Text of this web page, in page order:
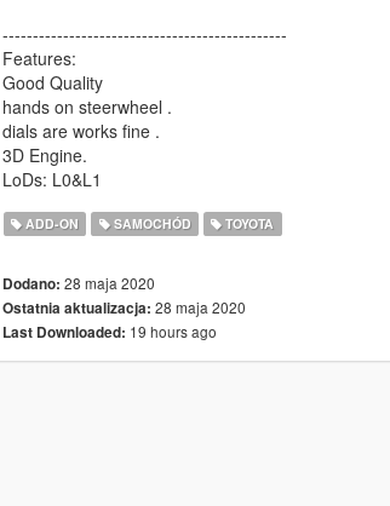
-----------------------------------------------
Features:
Good Quality
hands on steerwheel .
dials are works fine .
3D Engine.
LoDs: L0&L1
ADD-ON SAMOCHÓD TOYOTA
Dodano: 28 maja 2020
Ostatnia aktualizacja: 28 maja 2020
Last Downloaded: 19 hours ago